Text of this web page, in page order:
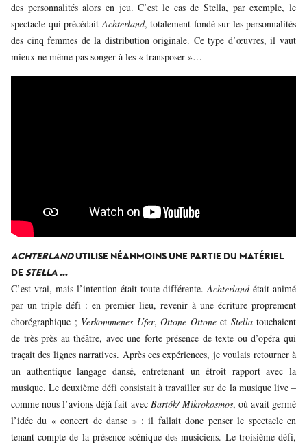
des personnalités alors en jeu. C’est le cas de Stella, par exemple, le
spectacle qui précédaitAchterland, totalement fondé sur les personnalités
des cinq femmes de la distribution originale. Ce type d’œuvres, il vaut
mieux ne même pas songer à les « transposer »…
ACHTERLANDUTILISE NÉANMOINS UNE PARTIE DU MATÉRIEL
DE STELLA…
C’est vrai, mais l’intention était toute différente.Achterlandétait animé
par un triple défi : en premier lieu, revenir à une écriture proprement
chorégraphique ; Verkommenes Ufer, Ottone Ottoneet Stellatouchaient
de très près au théâtre, avec une forte présence de texte ou d’opéra qui
traçait des lignes narratives. Après ces expériences, je voulais retourner à
un authentique langage dansé, entretenant un étroit rapport avec la
musique. Le deuxième défi consistait à travailler sur de la musique live –
comme nous l’avions déjà fait avec Bartók/ Mikrokosmos, où avait germé
l’idée du « concert de danse » ; il fallait donc penser le spectacle en
tenant compte de la présence scénique des musiciens. Le troisième défi,